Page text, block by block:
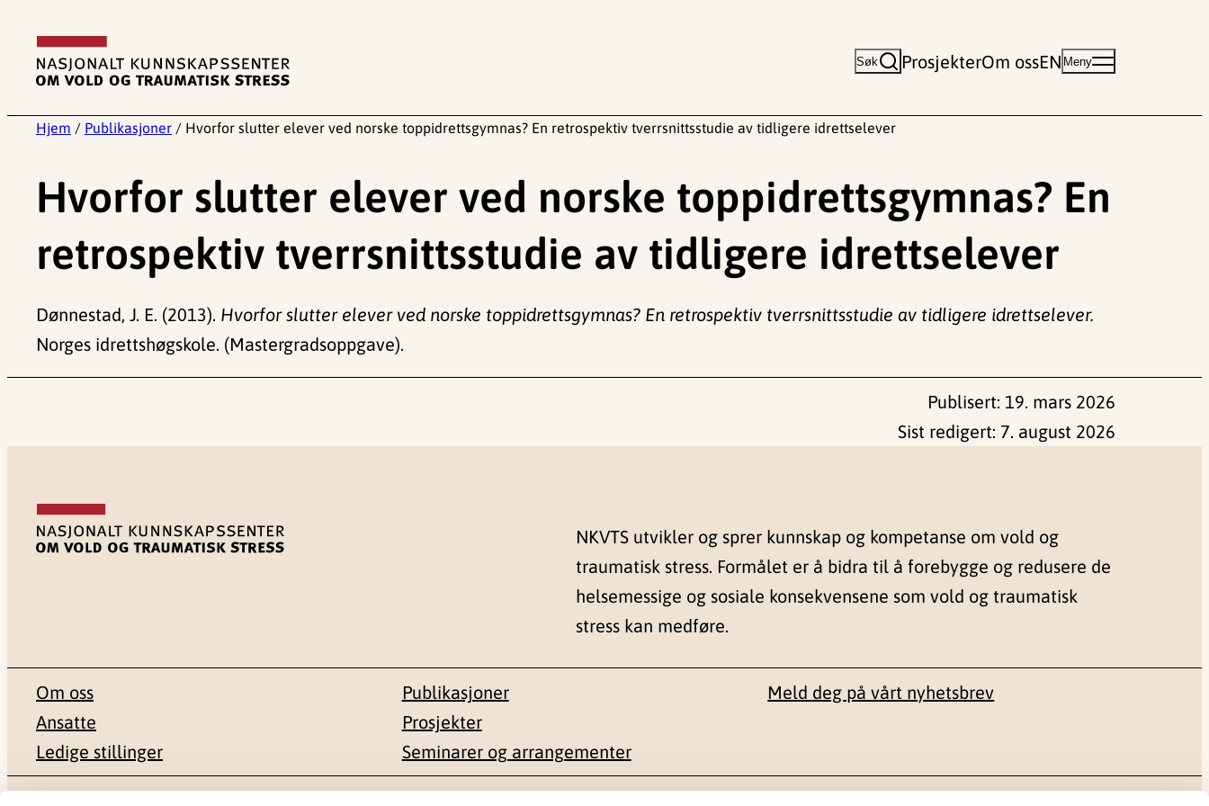
innhold
Søk ProsjekterOm ossEN Meny
Hjem / Publikasjoner / Hvorfor slutter elever ved norske toppidrettsgymnas? En retrospektiv tverrsnittsstudie av tidligere idrettselever
Hvorfor slutter elever ved norske toppidrettsgymnas? En
retrospektiv tverrsnittsstudie av tidligere idrettselever
Dønnestad, J. E. (2013). Hvorfor slutter elever ved norske toppidrettsgymnas? En retrospektiv tverrsnittsstudie av tidligere idrettselever.
Norges idrettshøgskole. (Mastergradsoppgave).
Publisert: 19. mars 2026
Sist redigert: 7. august 2026
NKVTS utvikler og sprer kunnskap og kompetanse om vold og
traumatisk stress. Formålet er å bidra til å forebygge og redusere de
helsemessige og sosiale konsekvensene som vold og traumatisk
stress kan medføre.
Om oss
Ansatte
Ledige stillinger
Publikasjoner
Prosjekter
Seminarer og arrangementer
Meld deg på vårt nyhetsbrev